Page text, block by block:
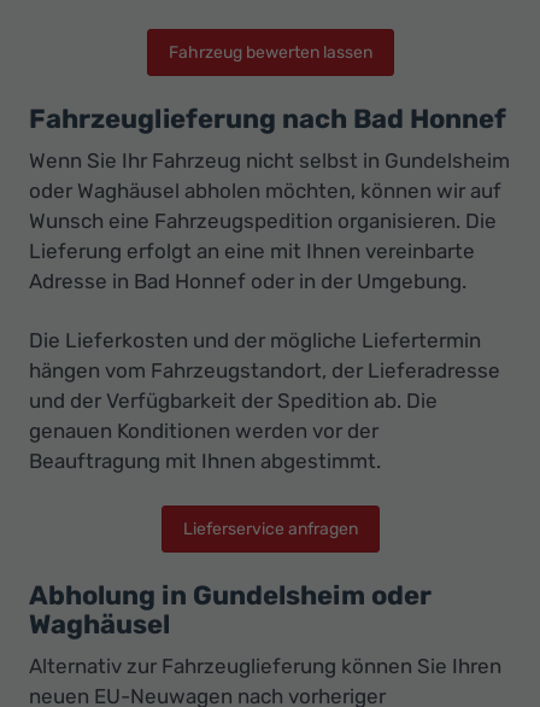
Fahrzeug bewerten lassen
Fahrzeuglieferung nach Bad Honnef
Wenn Sie Ihr Fahrzeug nicht selbst in Gundelsheim
oder Waghäusel abholen möchten, können wir auf
Wunsch eine Fahrzeugspedition organisieren. Die
Lieferung erfolgt an eine mit Ihnen vereinbarte
Adresse in Bad Honnef oder in der Umgebung.
Die Lieferkosten und der mögliche Liefertermin
hängen vom Fahrzeugstandort, der Lieferadresse
und der Verfügbarkeit der Spedition ab. Die
genauen Konditionen werden vor der
Beauftragung mit Ihnen abgestimmt.
Lieferservice anfragen
Abholung in Gundelsheim oder
Waghäusel
Alternativ zur Fahrzeuglieferung können Sie Ihren
neuen EU-Neuwagen nach vorheriger